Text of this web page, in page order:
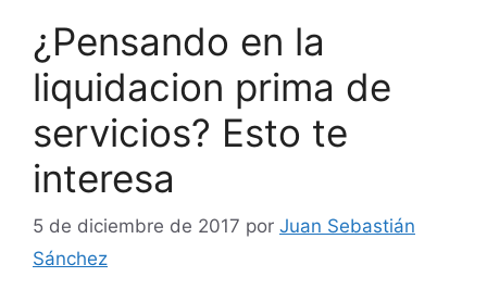
¿Pensando en la
liquidacion prima de
servicios? Esto te
interesa
5 de diciembre de 2017 por Juan Sebastián
Sánchez